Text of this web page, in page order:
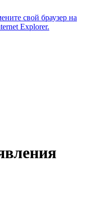
свой браузер на
Explorer.